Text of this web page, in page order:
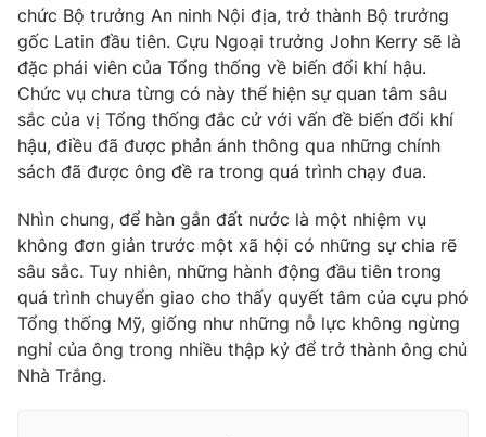
chức Bộ trưởng An ninh Nội địa, trở thành Bộ trưởng
gốc Latin đầu tiên. Cựu Ngoại trưởng John Kerry sẽ là
đặc phái viên của Tổng thống về biến đổi khí hậu.
Chức vụ chưa từng có này thể hiện sự quan tâm sâu
sắc của vị Tổng thống đắc cử với vấn đề biến đổi khí
hậu, điều đã được phản ánh thông qua những chính
sách đã được ông đề ra trong quá trình chạy đua.
Nhìn chung, để hàn gắn đất nước là một nhiệm vụ
không đơn giản trước một xã hội có những sự chia rẽ
sâu sắc. Tuy nhiên, những hành động đầu tiên trong
quá trình chuyển giao cho thấy quyết tâm của cựu phó
Tổng thống Mỹ, giống như những nỗ lực không ngừng
nghỉ của ông trong nhiều thập kỷ để trở thành ông chủ
Nhà Trắng.